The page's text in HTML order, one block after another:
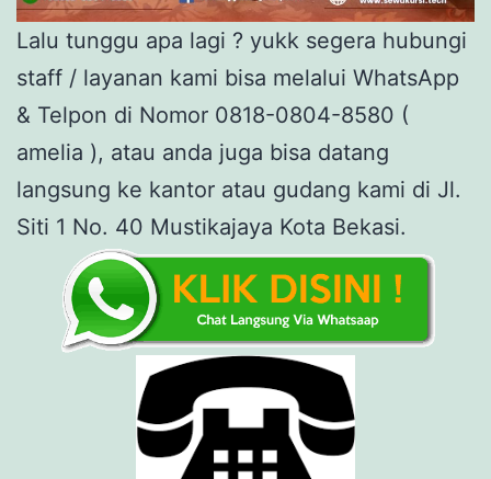
Lalu tunggu apa lagi ? yukk segera hubungi
staff / layanan kami bisa melalui WhatsApp
& Telpon di Nomor 0818-0804-8580 (
amelia ), atau anda juga bisa datang
langsung ke kantor atau gudang kami di Jl.
Siti 1 No. 40 Mustikajaya Kota Bekasi.